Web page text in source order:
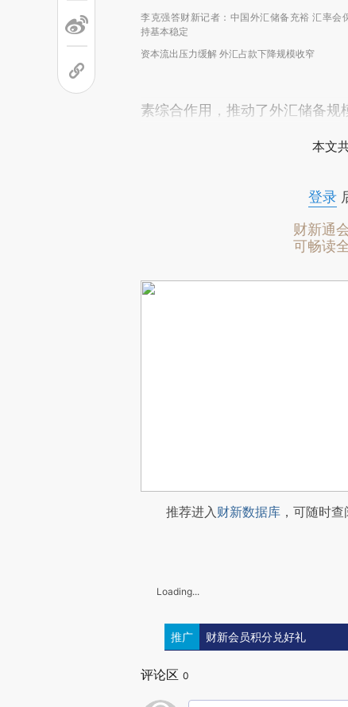
李克强答财新记者：中国外汇储备充裕 汇率会
持基本稳定
资本流出压力缓解 外汇占款下降规模收窄
素综合作用，推动了外汇储备规
本文
登录
财新通
可畅读
推荐进入财新数据库 ，可随时
Loading...
推广 财新会员积分兑好礼
评论区 0